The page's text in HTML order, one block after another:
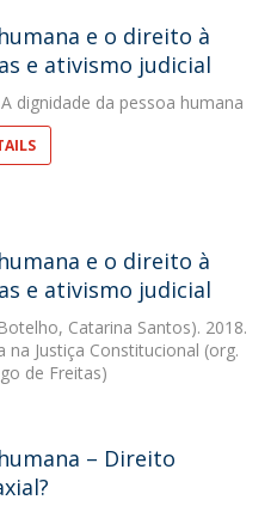
e o direito à
e ativismo judicial
dignidade da pessoa humana
e o direito à
e ativismo judicial
Catarina Santos). 2018.
na Justiça Constitucional (org.
de Freitas)
– Direito